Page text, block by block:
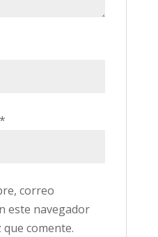
*
correo
este navegador
comente.